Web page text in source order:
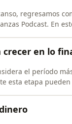
regresamos
Podcast. En
crecer en lo
el período
esta etapa